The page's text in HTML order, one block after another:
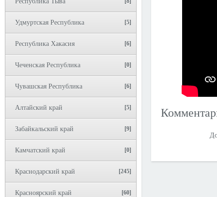
Удмуртская Республика [5]
Республика Хакасия [6]
Чеченская Республика [0]
Чувашская Республика [6]
Алтайский край [5]
Забайкальский край [9]
Камчатский край [0]
Краснодарский край [245]
Красноярский край [60]